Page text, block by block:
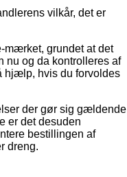
vilkår, det er
mærket, grundet at det
nu og da kontrolleres af
hjælp, hvis du forvoldes
der gør sig gældende
er det desuden
bestillingen af
dreng.